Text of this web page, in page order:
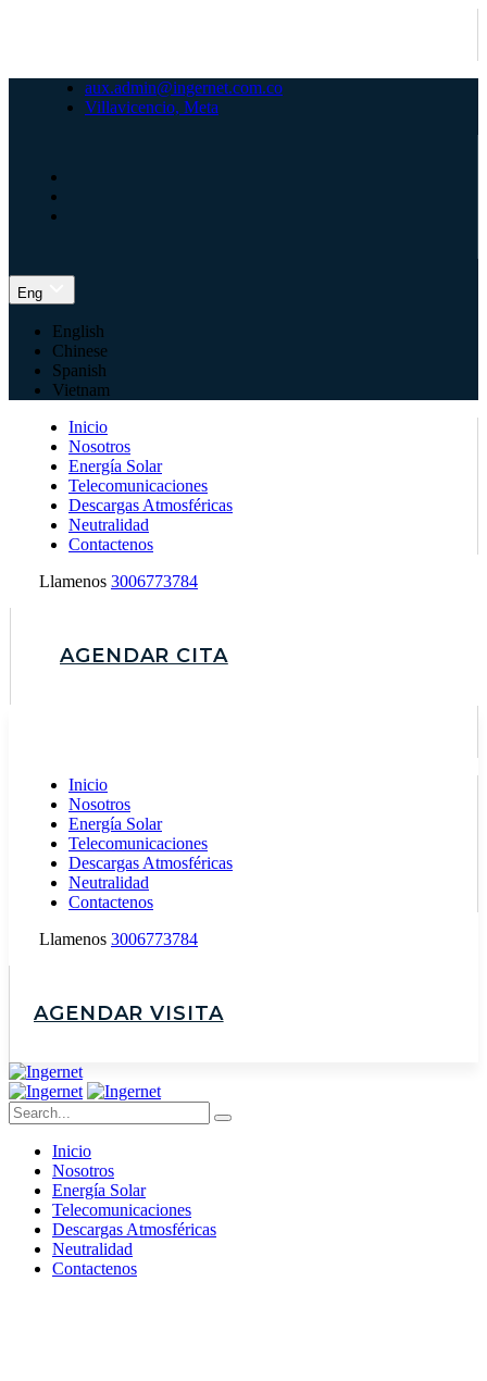
aux.admin@ingernet.com.co
Villavicencio, Meta
Eng
English
Chinese
Spanish
Vietnam
Inicio
Nosotros
Energía Solar
Telecomunicaciones
Descargas Atmosféricas
Neutralidad
Contactenos
Llamenos 3006773784
AGENDAR CITA
Inicio
Nosotros
Energía Solar
Telecomunicaciones
Descargas Atmosféricas
Neutralidad
Contactenos
Llamenos 3006773784
AGENDAR VISITA
Inicio
Nosotros
Energía Solar
Telecomunicaciones
Descargas Atmosféricas
Neutralidad
Contactenos